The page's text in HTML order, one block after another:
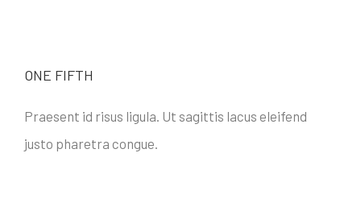
ONE FIFTH
Praesent id risus ligula. Ut sagittis lacus eleifend
justo pharetra congue.